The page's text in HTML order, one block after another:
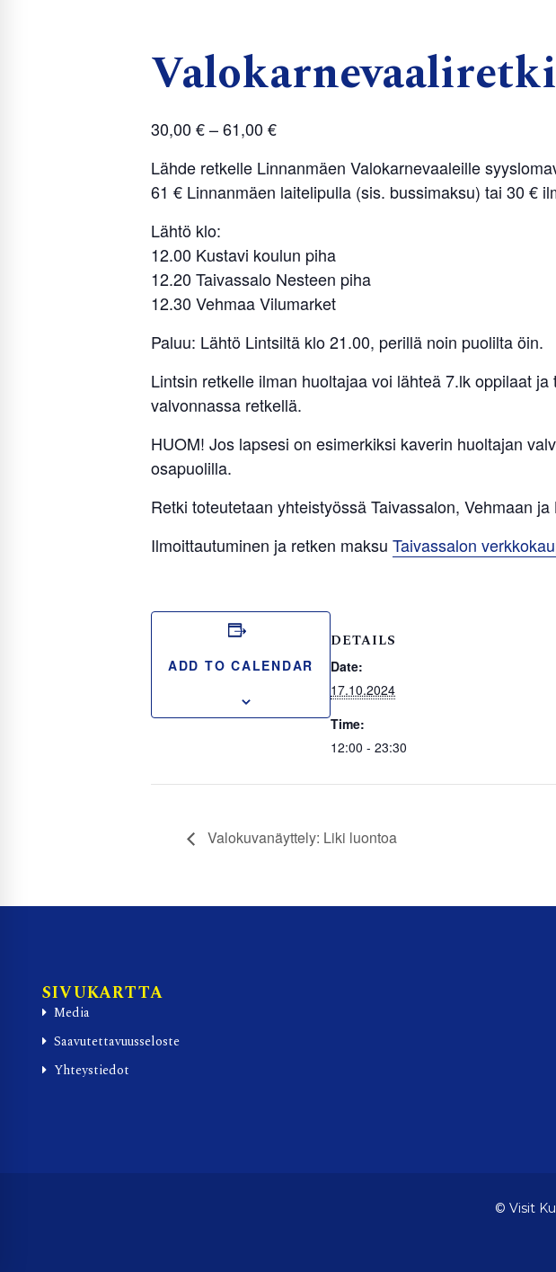
Valokarnevaaliretki
30,00 €–61,00 €
Lähde retkelle Linnanmäen Valokarnevaaleille
61 € Linnanmäen laitelipulla (sis. bussimaksu) tai 30 €
Lähtö klo:
12.00 Kustavi koulun piha
12.20 Taivassalo Nesteen piha
12.30 Vehmaa Vilumarket
Paluu: Lähtö Lintsiltä klo 21.00, perillä noin puolilta öin.
Lintsin retkelle ilman huoltajaa voi lähteä 7.lk oppilaat
valvonnassa retkellä.
HUOM! Jos lapsesi on esimerkiksi kaverin huoltajan
osapuolilla.
Retki toteutetaan yhteistyössä Taivassalon, Vehmaan
Ilmoittautuminen ja retken maksu Taivassalon
ADD TO CALENDAR
DETAILS
Date:
17.10.2024
Time:
12:00 - 23:30
Valokuvanäyttely: Liki luontoa
SIVUKARTTA
Media
Saavutettavuusseloste
Yhteystiedot
© Visit